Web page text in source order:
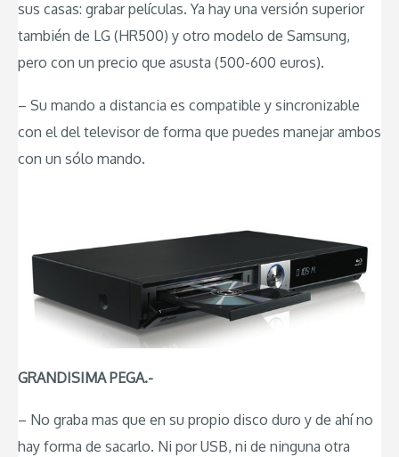
sus casas: grabar películas. Ya hay una versión superior
también de LG (HR500) y otro modelo de Samsung,
pero con un precio que asusta (500-600 euros).
– Su mando a distancia es compatible y sincronizable
con el del televisor de forma que puedes manejar ambos
con un sólo mando.
GRANDISIMA PEGA.-
– No graba mas que en su propio disco duro y de ahí no
hay forma de sacarlo. Ni por USB, ni de ninguna otra